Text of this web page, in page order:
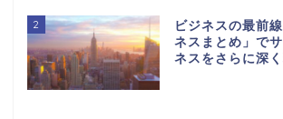
2
ビジネスの最前
ネスまとめ」で
ネスをさらに深